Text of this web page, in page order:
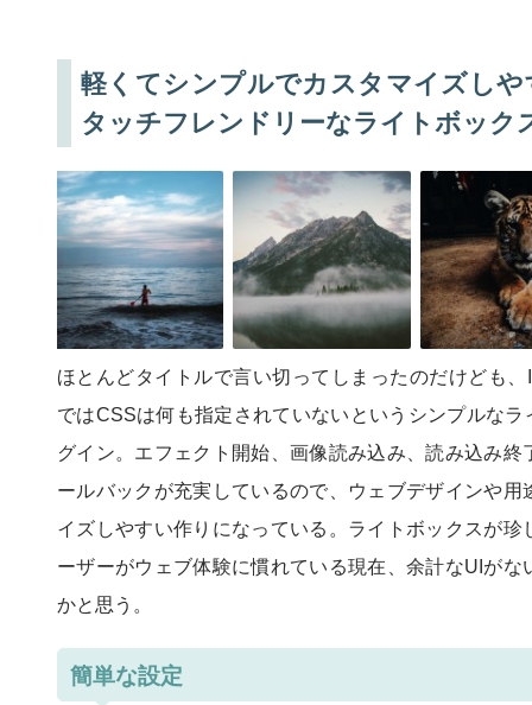
軽くてシンプルでカスタマイズし
タッチフレンドリーなライトボック
ほとんどタイトルで言い切ってしまったのだけども
ではCSSは何も指定されていないというシンプルな
グイン。エフェクト開始、画像読み込み、読み込み終
ールバックが充実しているので、ウェブデザインや用
イズしやすい作りになっている。ライトボックスが珍
ーザーがウェブ体験に慣れている現在、余計なUIがな
かと思う。
簡単な設定